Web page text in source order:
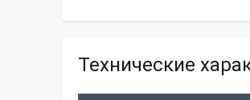
Технические